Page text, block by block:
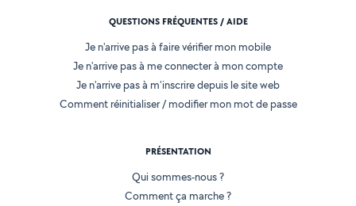
QUESTIONS FRÉQUENTES / AIDE
Je n'arrive pas à faire vérifier mon mobile
Je n'arrive pas à me connecter à mon compte
Je n'arrive pas à m'inscrire depuis le site web
Comment réinitialiser / modifier mon mot de passe
PRÉSENTATION
Qui sommes-nous ?
Comment ça marche ?